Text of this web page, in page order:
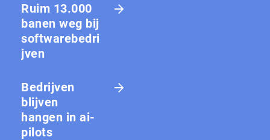
Ruim 13.000
banen weg bij
softwarebedri
jven
Bedrijven
blijven
hangen in ai-
pilots